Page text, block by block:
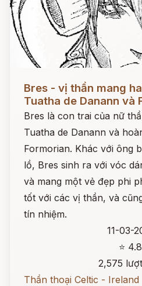
Bres - vị thần mang
Tuatha de Danann và
Bres là con trai của nữ
Tuatha de Danann và
Formorian. Khác với ông
lồ, Bres sinh ra với vóc
và mang một vẻ đẹp phi
tốt với các vị thần, và
tín nhiệm.
11-03-
⭐ 4.8
2,575
Thần thoại Celtic - Ireland